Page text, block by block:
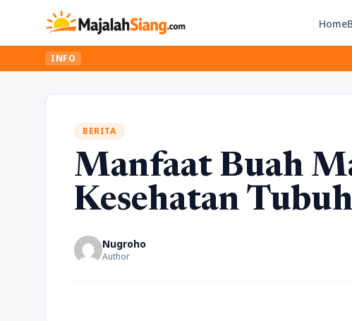
Home
INFO
BERITA
Manfaat Buah
Kesehatan Tubuh
Nugroho
Author